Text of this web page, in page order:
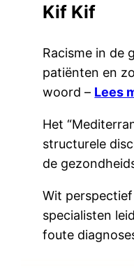
Kif Kif
Racisme in de
patiënten en
woord – Lees
Het
structurele
de
Wit
specialisten
foute